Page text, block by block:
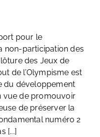
pour le
non-participation des
des Jeux de
de l’Olympisme est
du développement
vue de promouvoir
de préserver la
numéro 2
[...]